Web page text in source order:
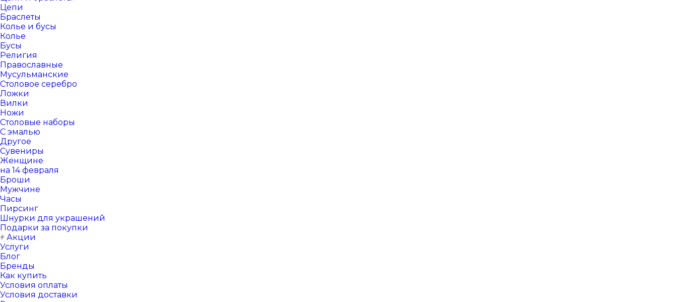
Цепи
Браслеты
Колье и бусы
Колье
Бусы
Религия
Православные
Мусульманские
Столовое серебро
Ложки
Вилки
Ножи
Столовые наборы
С эмалью
Другое
Сувениры
Женщине
на 14 февраля
Броши
Мужчине
Часы
Пирсинг
Шнурки для украшений
Подарки за покупки
Акции
Услуги
Блог
Бренды
Как купить
Условия оплаты
Условия доставки